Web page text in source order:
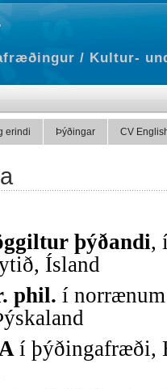
/ Kultur-
erindi Þýðingar CV
þýðandi,
Ísland
phil. í
í þýðingafræði,